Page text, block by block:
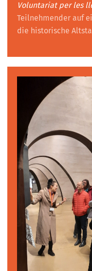
Voluntariat per les
Teilnehmender auf
die historische